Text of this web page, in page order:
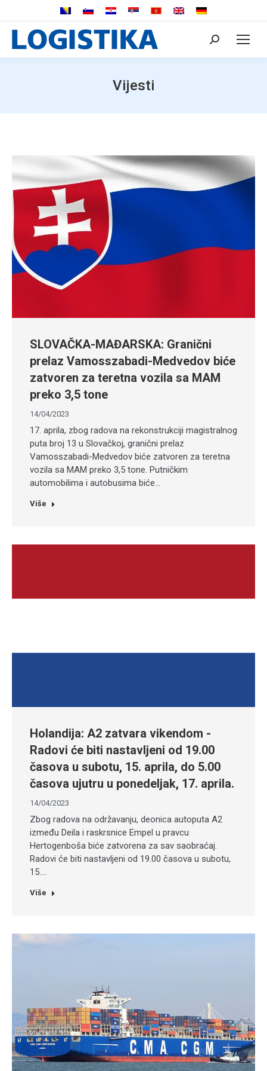
Search:
Vijesti
SLOVAČKA-MAĐARSKA: Granični
prelaz Vamosszabadi-Medvedov biće
zatvoren za teretna vozila sa MAM
preko 3,5 tone
14/04/2023
17. aprila, zbog radova na rekonstrukciji magistralnog
puta broj 13 u Slovačkoj, granični prelaz
Vamosszabadi-Medvedov biće zatvoren za teretna
vozila sa MAM preko 3,5 tone. Putničkim
automobilima i autobusima biće…
Više
Holandija: A2 zatvara vikendom -
Radovi će biti nastavljeni od 19.00
časova u subotu, 15. aprila, do 5.00
časova ujutru u ponedeljak, 17. aprila.
14/04/2023
Zbog radova na održavanju, deonica autoputa A2
između Deila i raskrsnice Empel u pravcu
Hertogenboša biće zatvorena za sav saobraćaj.
Radovi će biti nastavljeni od 19.00 časova u subotu,
15.…
Više